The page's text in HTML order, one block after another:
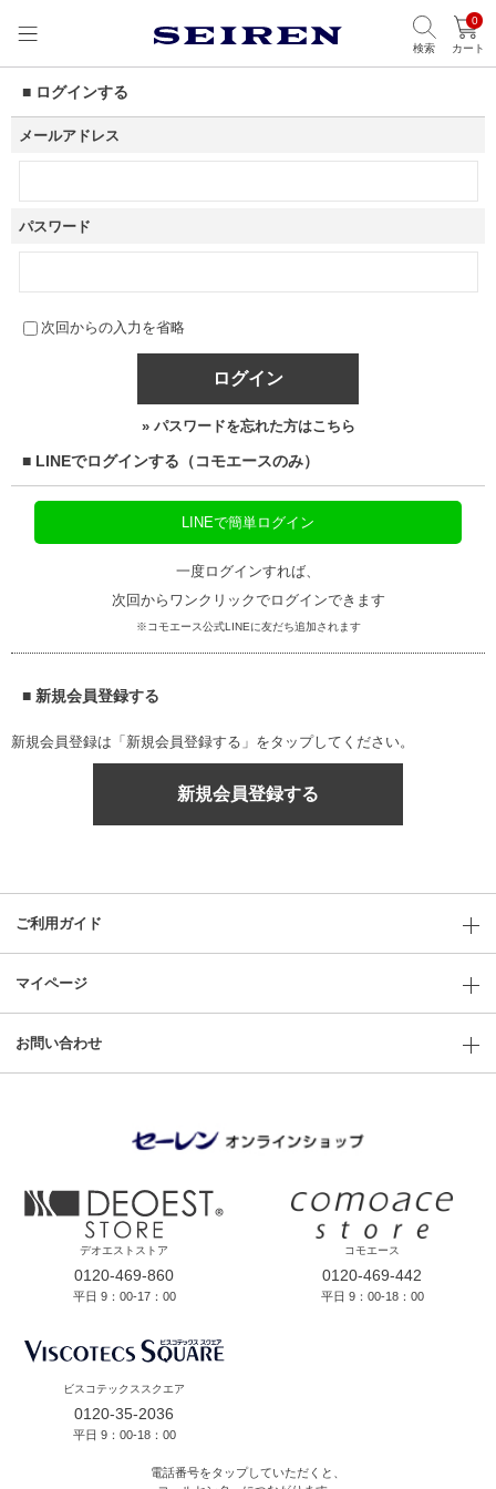
検索
0
カート
■ ログインする
メールアドレス
パスワード
次回からの入力を省略
ログイン
» パスワードを忘れた方はこちら
■ LINEでログインする（コモエースのみ）
LINEで簡単ログイン
一度ログインすれば、
次回からワンクリックでログインできます
※コモエース公式LINEに友だち追加されます
■ 新規会員登録する
新規会員登録は「新規会員登録する」をタップしてください。
新規会員登録する
ご利用ガイド
マイページ
お問い合わせ
デオエストストア
0120-469-860
平日 9：00-17：00
コモエース
0120-469-442
平日 9：00-18：00
ビスコテックススクエア
0120-35-2036
平日 9：00-18：00
電話番号をタップしていただくと、